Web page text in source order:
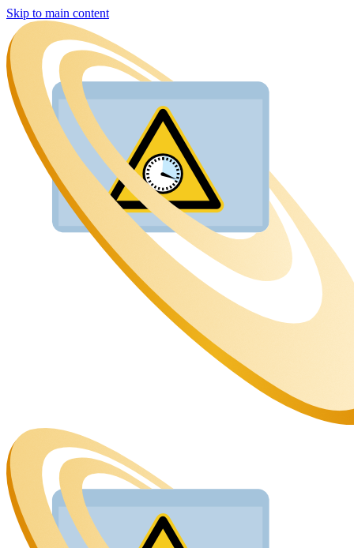
Skip to main content